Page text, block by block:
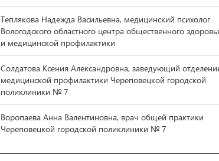
Теплякова Надежда Васильевна, медицинский психолог
Вологодского областного центра общественного
и медицинской профилактики
Солдатова Ксения Александровна, заведующий
медицинской профилактики Череповецкой городской
поликлиники № 7
Воропаева Анна Валентиновна, врач общей практики
Череповецкой городской поликлиники № 7